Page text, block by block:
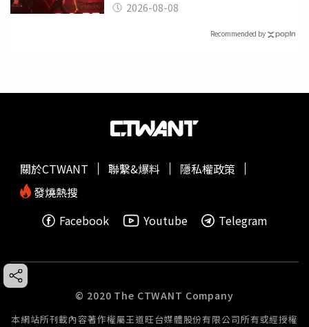
2026-08-08
Recommended by
關於CTWANT 聯繫&爆料
隱私權政策
發燒熱搜
Facebook
Youtube Telegram
© 2020 The CTWANT Company
本網站所刊載內容著作權屬王道旺台媒體股份有限公司所有或經授權